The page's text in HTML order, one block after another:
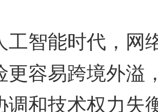
能时代，网
更容易跨境外溢
调和技术权力失